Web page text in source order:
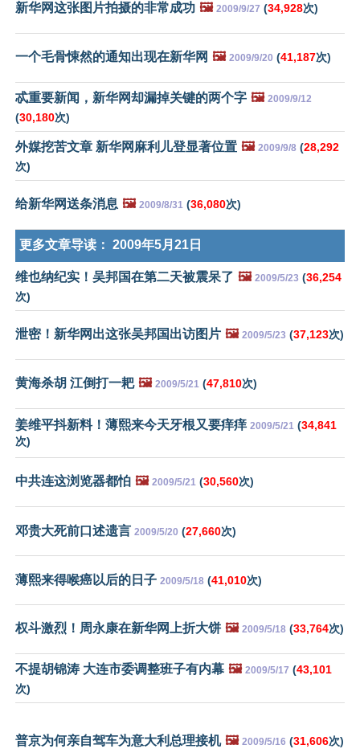
新华网这张图片拍摄的非常成功 🖼️ 2009/9/27 (34,928次)
一个毛骨悚然的通知出现在新华网 🖼️ 2009/9/20 (41,187次)
忒重要新闻，新华网却漏掉关键的两个字 🖼️ 2009/9/12
(30,180次)
外媒挖苦文章 新华网麻利儿登显著位置 🖼️ 2009/9/8 (28,292
次)
给新华网送条消息 🖼️ 2009/8/31 (36,080次)
更多文章导读： 2009年5月21日
维也纳纪实！吴邦国在第二天被震呆了 🖼️ 2009/5/23 (36,254
次)
泄密！新华网出这张吴邦国出访图片 🖼️ 2009/5/23 (37,123次)
黄海杀胡 江倒打一耙 🖼️ 2009/5/21 (47,810次)
姜维平抖新料！薄熙来今天牙根又要痒痒 2009/5/21 (34,841
次)
中共连这浏览器都怕 🖼️ 2009/5/21 (30,560次)
邓贵大死前口述遗言 2009/5/20 (27,660次)
薄熙来得喉癌以后的日子 2009/5/18 (41,010次)
权斗激烈！周永康在新华网上折大饼 🖼️ 2009/5/18 (33,764次)
不提胡锦涛 大连市委调整班子有内幕 🖼️ 2009/5/17 (43,101
次)
普京为何亲自驾车为意大利总理接机 🖼️ 2009/5/16 (31,606次)